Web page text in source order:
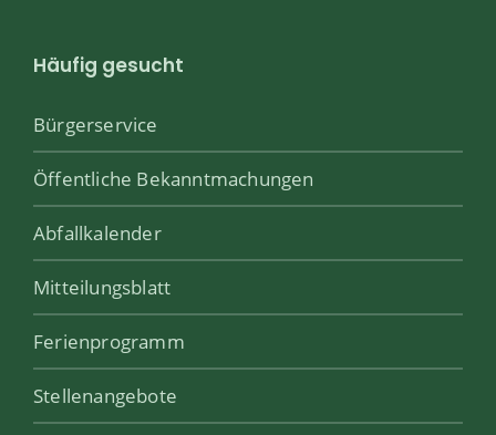
Häufig gesucht
Bürgerservice
Öffentliche Bekanntmachungen
Abfallkalender
Mitteilungsblatt
Ferienprogramm
Stellenangebote